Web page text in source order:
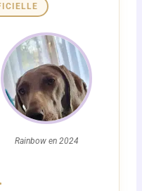
Rainbow en 2024